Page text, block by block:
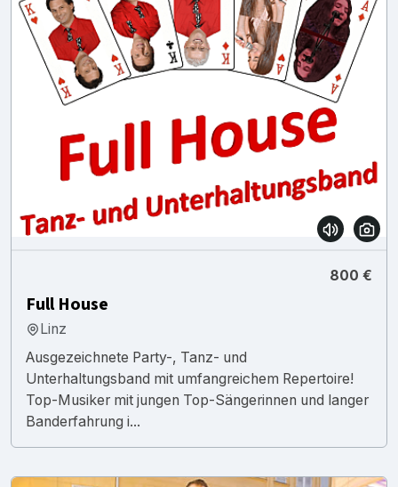
800 €
Full House
Linz
Ausgezeichnete Party-, Tanz- und
Unterhaltungsband mit umfangreichem Repertoire!
Top-Musiker mit jungen Top-Sängerinnen und langer
Banderfahrung i...